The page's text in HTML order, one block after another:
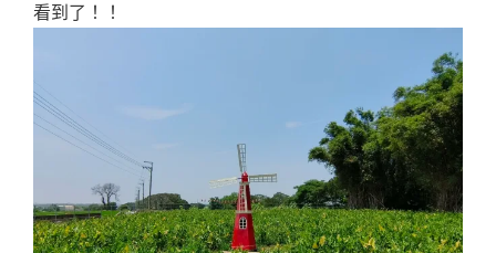
看到了！！